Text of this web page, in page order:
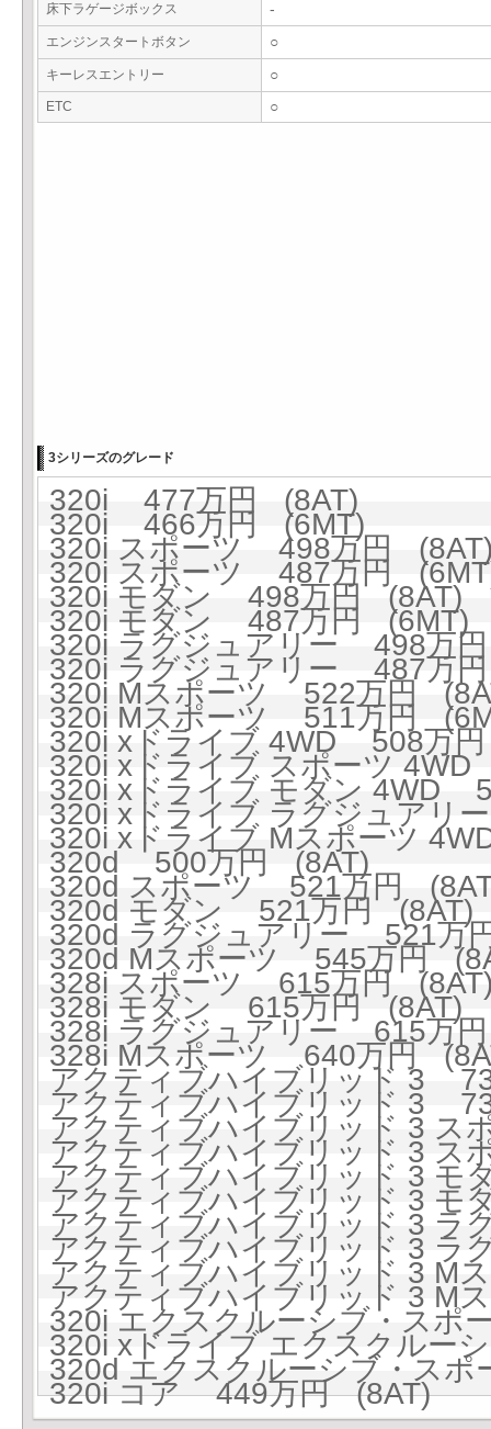
床下ラゲージボックス -
エンジンスタートボタン ○
キーレスエントリー ○
ETC ○
3シリーズのグレード
320i 477万円 (8AT)
320i 466万円 (6MT)
320i スポーツ 498万円
320i スポーツ 487万円
320i モダン 498万円 (8AT)
320i モダン 487万円 (6MT)
320i ラグジュアリー 498万
320i ラグジュアリー 487万
320i Mスポーツ 522万円
320i Mスポーツ 511万円
320i xドライブ 4WD 508万
320i xドライブ スポーツ
320i xドライブ モダン 4WD
320i xドライブ ラグジュア
320i xドライブ Mスポーツ
320d 500万円 (8AT)
320d スポーツ 521万円
320d モダン 521万円 (8AT)
320d ラグジュアリー 521万
320d Mスポーツ 545万円
328i スポーツ 615万円
328i モダン 615万円 (8AT)
328i ラグジュアリー 615万
328i Mスポーツ 640万円
アクティブハイブリッド 3
アクティブハイブリッド 3
アクティブハイブリッド 3
アクティブハイブリッド 3
アクティブハイブリッド 3
アクティブハイブリッド 3
アクティブハイブリッド 3
アクティブハイブリッド 3
アクティブハイブリッド 3
アクティブハイブリッド 3
320i エクスクルーシブ・ス
320i xドライブ エクスクルー
320d エクスクルーシブ・ス
320i コア 449万円 (8AT)